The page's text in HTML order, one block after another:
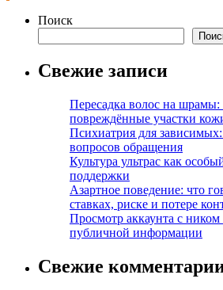
Поиск
Свежие записи
Пересадка волос на шрамы:
повреждённые участки
Психиатрия для зависимых:
вопросов обращения
Культура ультрас как
поддержки
Азартное поведение: что
ставках, риске и потере
Просмотр аккаунта с
публичной информации
Свежие